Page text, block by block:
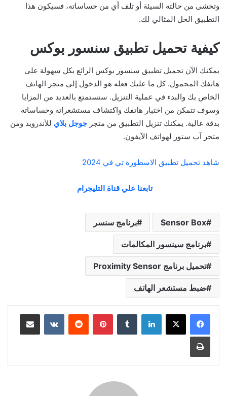
وتخشى من حالته السيئة أو تلف أي من حساساته، فسيكون هذا
التطبيق الحل المثالي لك.
كيفية تحميل تطبيق سنسور بوكس
يمكنك الآن تحميل تطبيق سنسور بوكس الرائع بكل سهولة على
هاتفك المحمول. كل ما عليك فعله هو الدخول إلى متجر الهاتف
الخاص بك والبدء في عملية التنزيل. ستستمتع بالعديد من المزايا
وسوف تتمكن من اختبار هاتفك واكتشاف مستشعراته وحساساته
بدقة عالية. يمكنك تنزيل التطبيق من متجر جوجل بلاي للأندرويد ومن
متجر آب ستور لهواتف الآيفون.
شاهد تحميل تطبيق الاسطورة تي في 2024
تابعنا علي قناة التليجرام
Sensor Box برنامج سنسر
برنامج سينسور المكالمات
تحميل برنامج Proximity Sensor
ضبط مستشعر الهاتف
لينكدإن بينتيريست مشاركة عبر البريد
طباعة